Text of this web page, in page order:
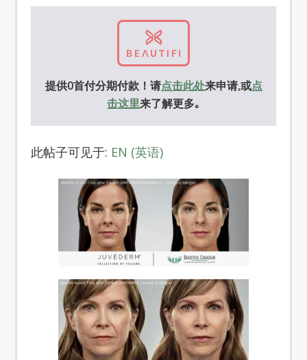
提供0首付分期付款！请点击此处来申请,或点
击这里来了解更多｡
此帖子可见于: EN (英语)